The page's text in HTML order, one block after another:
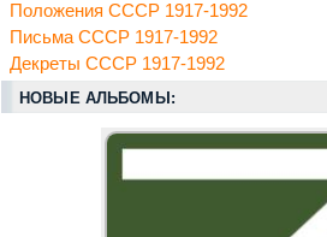
Положения СССР 1917-1992
Письма СССР 1917-1992
Декреты СССР 1917-1992
НОВЫЕ АЛЬБОМЫ: